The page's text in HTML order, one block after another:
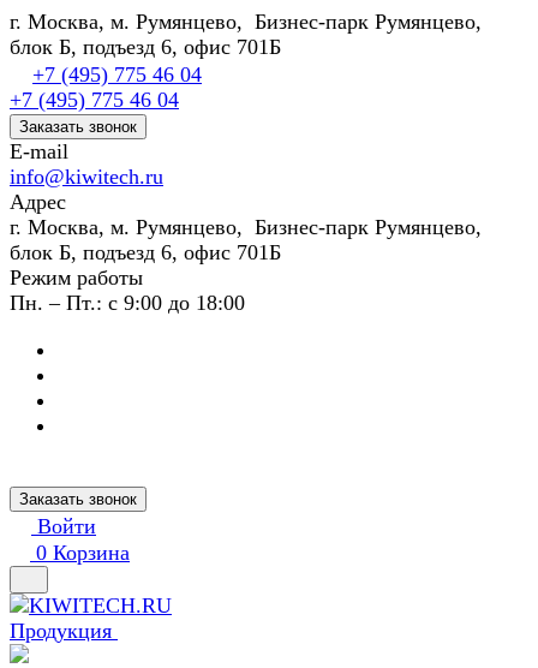
г. Москва, м. Румянцево, Бизнес-парк Румянцево,
блок Б, подъезд 6, офис 701Б
+7 (495) 775 46 04
+7 (495) 775 46 04
Заказать звонок
E-mail
info@kiwitech.ru
Адрес
г. Москва, м. Румянцево, Бизнес-парк Румянцево,
блок Б, подъезд 6, офис 701Б
Режим работы
Пн. – Пт.: с 9:00 до 18:00
Заказать звонок
Войти
0 Корзина
Продукция